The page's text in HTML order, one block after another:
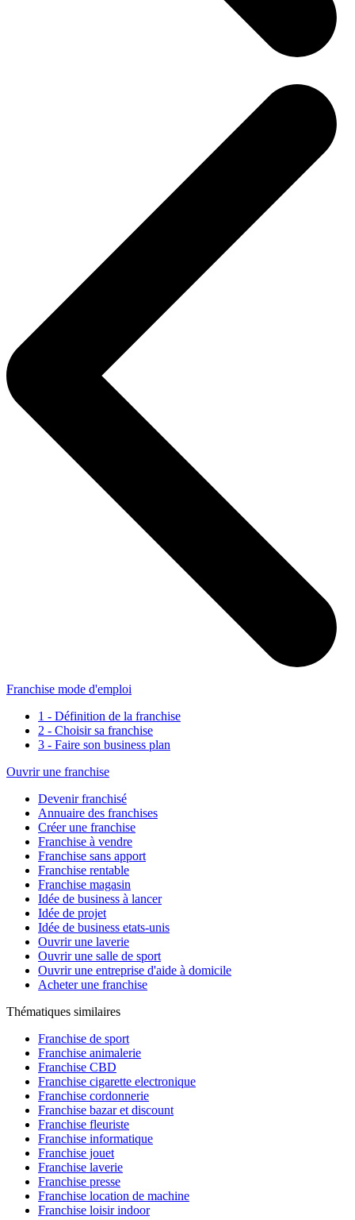
Franchise mode d'emploi
1 - Définition de la franchise
2 - Choisir sa franchise
3 - Faire son business plan
Ouvrir une franchise
Devenir franchisé
Annuaire des franchises
Créer une franchise
Franchise à vendre
Franchise sans apport
Franchise rentable
Franchise magasin
Idée de business à lancer
Idée de projet
Idée de business etats-unis
Ouvrir une laverie
Ouvrir une salle de sport
Ouvrir une entreprise d'aide à domicile
Acheter une franchise
Thématiques similaires
Franchise de sport
Franchise animalerie
Franchise CBD
Franchise cigarette electronique
Franchise cordonnerie
Franchise bazar et discount
Franchise fleuriste
Franchise informatique
Franchise jouet
Franchise laverie
Franchise presse
Franchise location de machine
Franchise loisir indoor